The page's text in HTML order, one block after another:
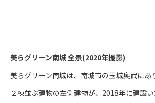
美らグリーン南城 全景(2020年撮影)
美らグリーン南城は、南城市の玉城奥武にあ
２棟並ぶ建物の左側建物が、2018年に建設